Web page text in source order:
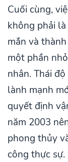
Cuối cùng,
không phải
mắn và
một phần
nhân. Thái
lành mạnh
quyết định
năm 2003
phong thủy
công thực sự.